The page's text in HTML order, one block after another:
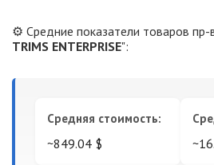
⚙️ Средние показатели товаров пр-
TRIMS ENTERPRISE":
Средняя стоимость:
~849.04 $